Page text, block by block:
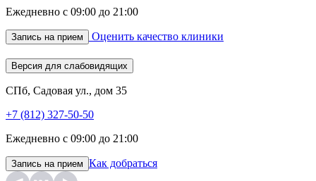
Ежедневно с 09:00 до 21:00
Запись на прием Оценить качество клиники
Версия для слабовидящих
СПб, Садовая ул., дом 35
+7 (812) 327-50-50
Ежедневно с 09:00 до 21:00
Запись на прием Как добраться